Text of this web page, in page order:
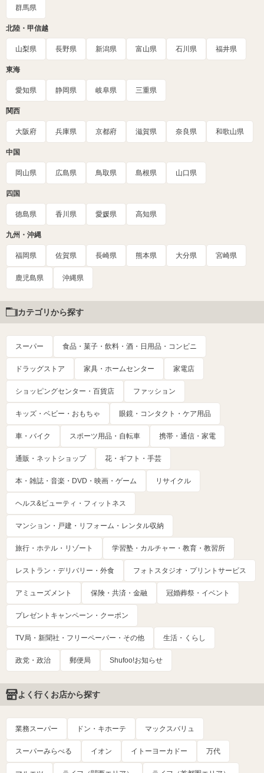
群馬県
北陸・甲信越
山梨県 長野県 新潟県 富山県 石川県 福井県
東海
愛知県 静岡県 岐阜県 三重県
関西
大阪府 兵庫県 京都府 滋賀県 奈良県 和歌山県
中国
岡山県 広島県 鳥取県 島根県 山口県
四国
徳島県 香川県 愛媛県 高知県
九州・沖縄
福岡県 佐賀県 長崎県 熊本県 大分県 宮崎県
鹿児島県 沖縄県
カテゴリから探す
スーパー 食品・菓子・飲料・酒・日用品・コンビニ
ドラッグストア 家具・ホームセンター 家電店
ショッピングセンター・百貨店 ファッション
キッズ・ベビー・おもちゃ 眼鏡・コンタクト・ケア用品
車・バイク スポーツ用品・自転車 携帯・通信・家電
通販・ネットショップ 花・ギフト・手芸
本・雑誌・音楽・DVD・映画・ゲーム リサイクル
ヘルス&ビューティ・フィットネス
マンション・戸建・リフォーム・レンタル収納
旅行・ホテル・リゾート 学習塾・カルチャー・教育・教習所
レストラン・デリバリー・外食 フォトスタジオ・プリントサービス
アミューズメント 保険・共済・金融 冠婚葬祭・イベント
プレゼントキャンペーン・クーポン
TV局・新聞社・フリーペーパー・その他 生活・くらし
政党・政治 郵便局 Shufoo!お知らせ
よく行くお店から探す
業務スーパー ドン・キホーテ マックスバリュ
スーパーみらべる イオン イトーヨーカドー 万代